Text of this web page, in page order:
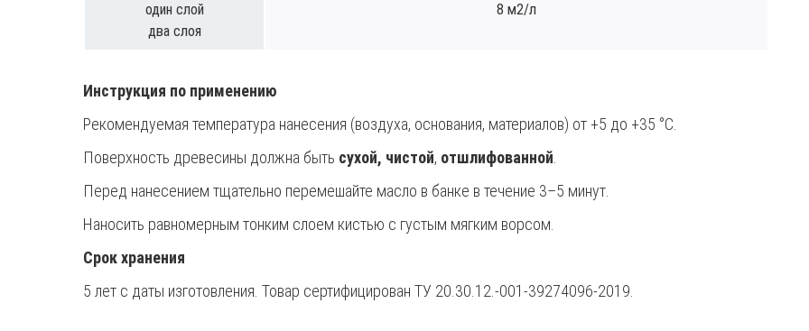
один слой
два слоя
8 м2/л
Инструкция по применению
Рекомендуемая температура нанесения (воздуха, основания, материалов) от +5 до +35 °С.
Поверхность древесины должна быть сухой, чистой, отшлифованной
Перед нанесением тщательно перемешайте масло в банке в течение 3–5 минут.
Наносить равномерным тонким слоем кистью с густым мягким ворсом.
Срок хранения
5 лет с даты изготовления. Товар сертифицирован ТУ 20.30.12.-001-39274096-2019.